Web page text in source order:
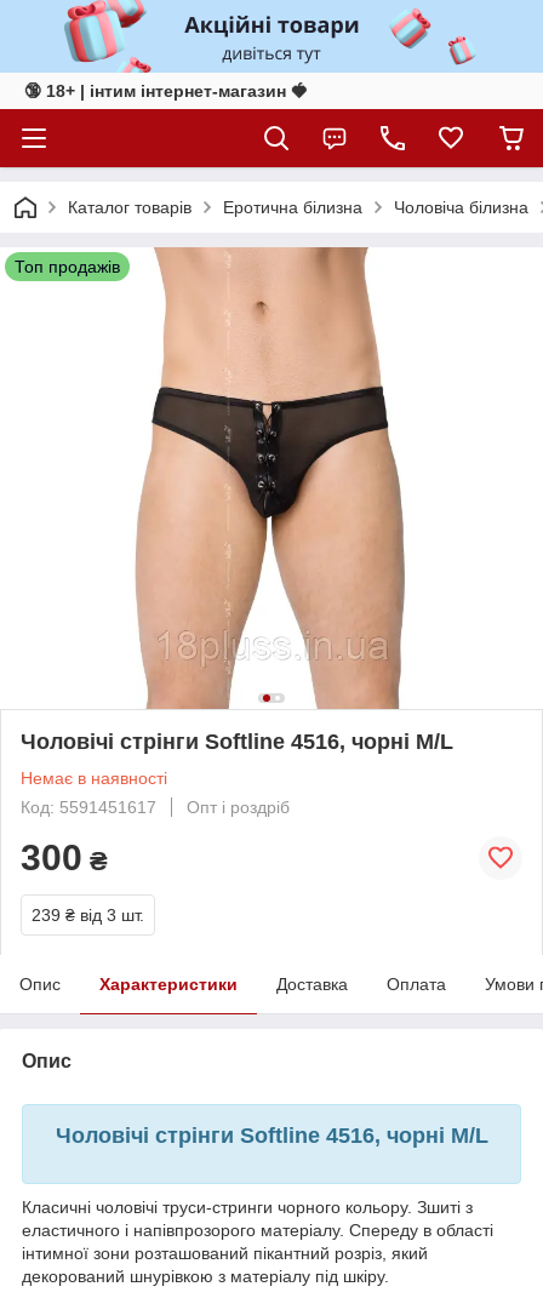
🔞 18+ | інтим інтернет-магазин 🍓
Каталог товарів Еротична білизна Чоловіча білизна
Топ продажів
Чоловічі стрінги Softline 4516, чорні M/L
Немає в наявності
Код: 5591451617
Опт і роздріб
300 ₴
239 ₴ від 3 шт.
Опис Характеристики Доставка Оплата Умови
Опис
Чоловічі стрінги Softline 4516, чорні M/L
Класичні чоловічі труси-стринги чорного кольору. Зшиті з
еластичного і напівпрозорого матеріалу. Спереду в області
інтимної зони розташований пікантний розріз, який
декорований шнурівкою з матеріалу під шкіру.